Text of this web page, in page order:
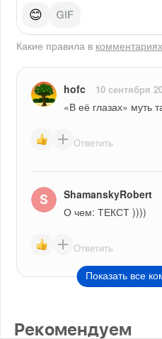
😊
Какие правила в комментариях
hofc 10 сентября
«В её глазах» муть
Ответить
ShamanskyRobert
О чем: ТЕКСТ ))))
Ответить
Показать все
Рекомендуем